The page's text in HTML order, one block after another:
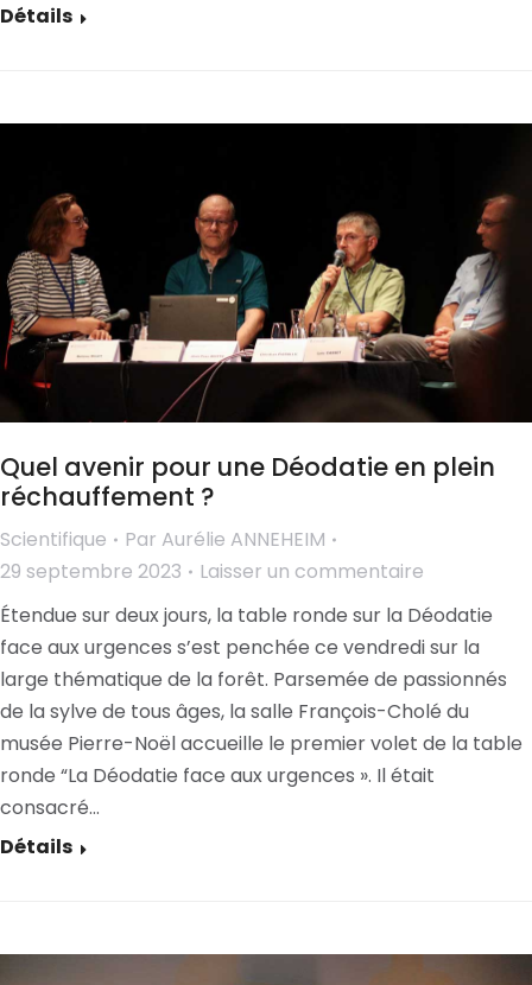
Détails
Quel avenir pour une Déodatie en plein
réchauffement ?
Scientifique Par Aurélie ANNEHEIM
29 septembre 2023
Laisser un commentaire
Étendue sur deux jours, la table ronde sur la Déodatie
face aux urgences s’est penchée ce vendredi sur la
large thématique de la forêt. Parsemée de passionnés
de la sylve de tous âges, la salle François-Cholé du
musée Pierre-Noël accueille le premier volet de la table
ronde “La Déodatie face aux urgences ». Il était
consacré…
Détails